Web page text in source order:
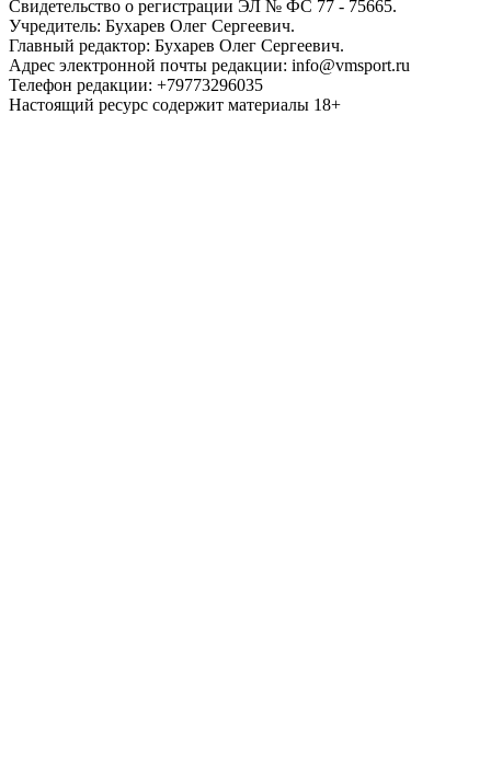
Свидетельство о регистрации ЭЛ № ФС 77 - 75665.
Учредитель: Бухарев Олег Сергеевич.
Главный редактор: Бухарев Олег Сергеевич.
Адрес электронной почты редакции: info@vmsport.ru
Телефон редакции: +79773296035
Настоящий ресурс содержит материалы 18+